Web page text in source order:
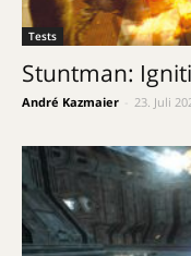
Tests
Stuntman:
André Kazmaier 23. Juli